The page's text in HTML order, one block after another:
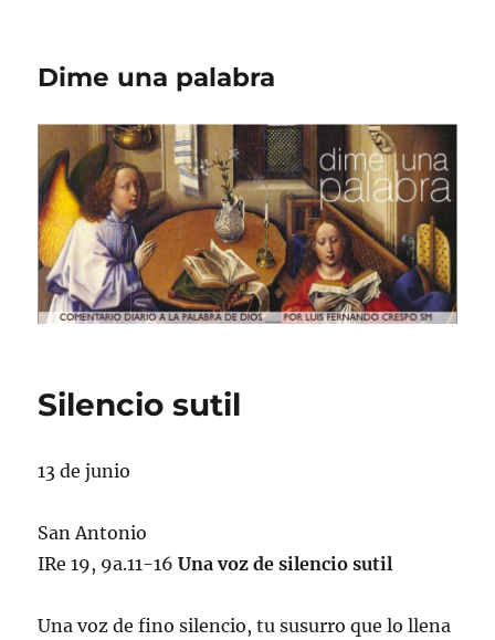
Dime una palabra
Silencio sutil
13 de junio
San Antonio
IRe 19, 9a.11-16Una voz de silencio sutil
Una voz de fino silencio, tu susurro que lo llena